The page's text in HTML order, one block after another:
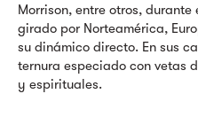
Morrison, entre otros,
girado por Norteamérica,
su dinámico directo. En sus
ternura especiado con vetas
y espirituales.